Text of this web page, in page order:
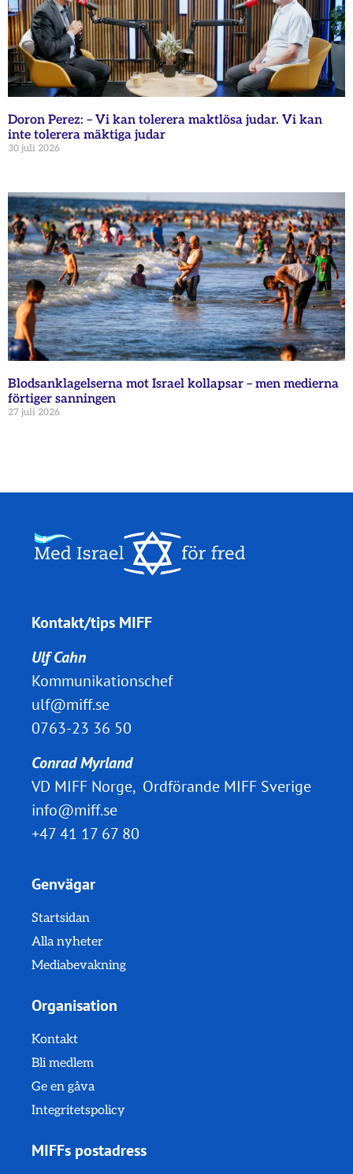
Doron Perez: – Vi kan tolerera maktlösa judar. Vi kan
inte tolerera mäktiga judar
30 juli 2026
Blodsanklagelserna mot Israel kollapsar – men medierna
förtiger sanningen
27 juli 2026
Kontakt/tips MIFF
Ulf Cahn
Kommunikationschef
ulf@miff.se
0763-23 36 50
Conrad Myrland
VD MIFF Norge, Ordförande MIFF Sverige
info@miff.se
+47 41 17 67 80
Genvägar
Startsidan
Alla nyheter
Mediabevakning
Organisation
Kontakt
Bli medlem
Ge en gåva
Integritetspolicy
MIFFs postadress